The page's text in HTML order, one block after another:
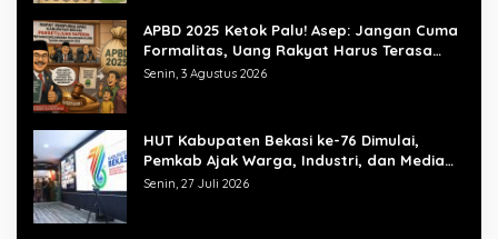
APBD 2025 Ketok Palu! Asep: Jangan Cuma
Formalitas, Uang Rakyat Harus Terasa
Manfaatnya
Senin, 3 Agustus 2026
HUT Kabupaten Bekasi ke-76 Dimulai,
Pemkab Ajak Warga, Industri, dan Media
Kibarkan Semangat “Bangkit Bersama”
Senin, 27 Juli 2026